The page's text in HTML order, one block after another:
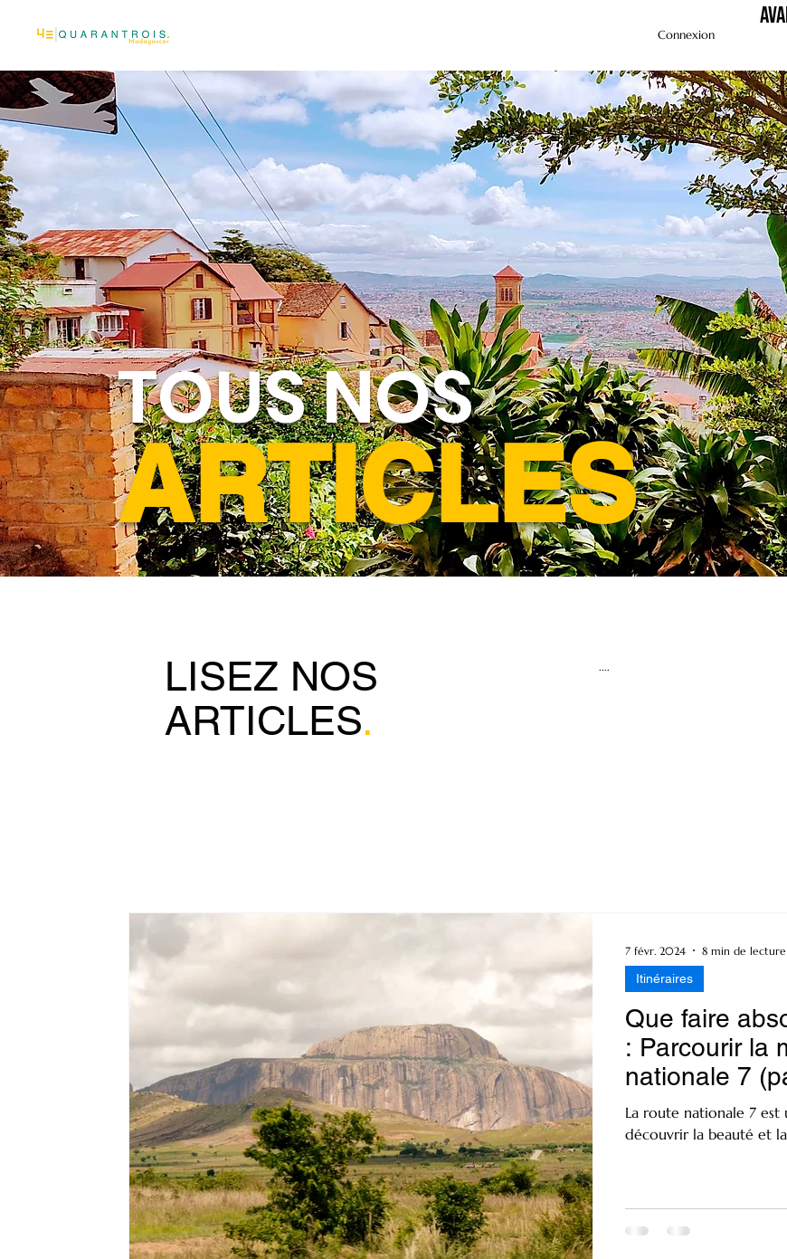
Connexion
ARTICLES
TOUS NOS
LISEZ NOS
ARTICLES.
....
Que faire
: Parcourir la
nationale 7
La route nationale 7
découvrir la beauté et
Itinéraires
7 févr. 2024 8 min de lecture